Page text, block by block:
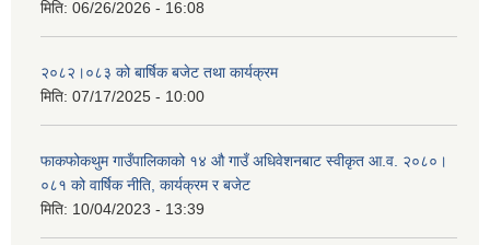
मिति: 06/26/2026 - 16:08
२०८२।०८३ को बार्षिक बजेट तथा कार्यक्रम
मिति: 07/17/2025 - 10:00
फाकफोकथुम गाउँपालिकाको १४ औ गाउँ अधिवेशनबाट स्वीकृत आ.व. २०८०।
०८१ को वार्षिक नीति, कार्यक्रम र बजेट
मिति: 10/04/2023 - 13:39